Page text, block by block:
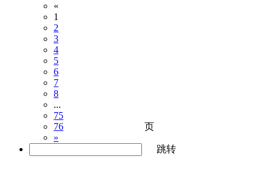
«
1
2
3
4
5
6
7
8
...
75
76
»
页
跳转